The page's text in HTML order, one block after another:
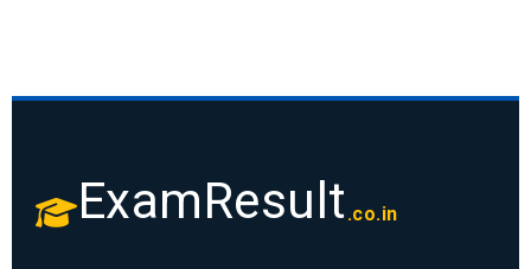
ExamResult .co.in